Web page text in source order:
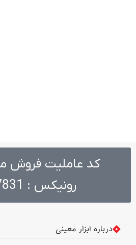
کد عاملیت فروش
رونیکس : 217831
درباره ابزار معینی